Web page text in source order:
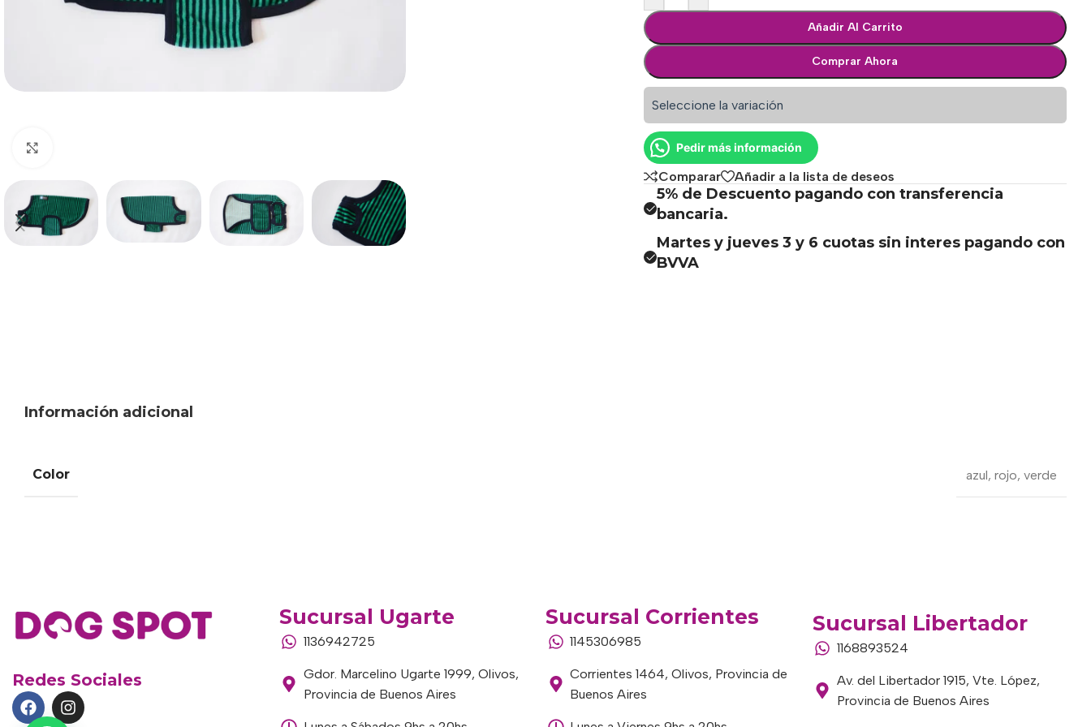
Añadir Al Carrito
Comprar Ahora
Seleccione la variación
Pedir más información
Comparar Añadir a la lista de deseos
5% de Descuento pagando con transferencia
bancaria.
Martes y jueves 3 y 6 cuotas sin interes pagando con
BVVA
Información adicional
Color azul, rojo, verde
Redes Sociales
Sucursal Ugarte
1136942725
Gdor. Marcelino Ugarte 1999, Olivos,
Provincia de Buenos Aires
Sucursal Corrientes
1145306985
Corrientes 1464, Olivos, Provincia de
Buenos Aires
Sucursal Libertador
1168893524
Av. del Libertador 1915, Vte. López,
Provincia de Buenos Aires